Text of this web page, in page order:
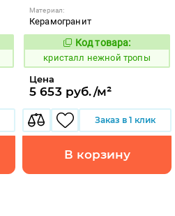
Материал:
Керамогранит
820608
Код товара:
кристалл нежной тропы
Цена
5 653 руб./м²
Заказ в 1 клик
В корзину